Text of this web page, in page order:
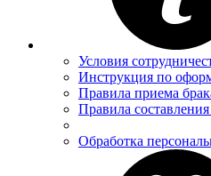
Условия
Инструкция по
Правила приема
Правила
Обработка